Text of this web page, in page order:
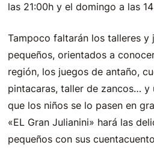
las 21:00h y el domingo a las
Tampoco faltarán los talleres y
pequeños, orientados a
región, los juegos de antaño,
pintacaras, taller de zancos… y
que los niños se lo pasen en
«EL Gran Julianini» hará las
pequeños con sus